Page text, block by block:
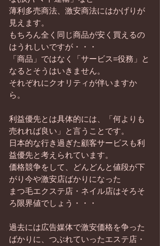
薄利多売商法、激安商法にはかげりが
見えます。
もちろん全く同じ商品が安く買えるの
はうれしいですが・・・
「商品」ではなく「サービス=役務」と
なるとそうはいきません。
それぞれにクオリティが伴いますか
ら。
利益優先とは具体的には、「何よりも
売れれば良い」と言うことです。
日本的な行き過ぎた顧客サービスも利
益優先と考えられています。
価格競争をして、どんどんと値段が下
がり今や激安店ばかりになった
まつ毛エクステ店・ネイル店はそろそ
ろ限界値でしょう・・・
過去には広告媒体で激安価格を争った
ばかりに、つぶれていったエステ店・